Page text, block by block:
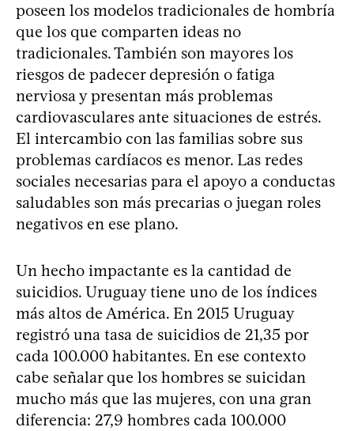
poseen los modelos tradicionales de hombría
que los que comparten ideas no
tradicionales. También son mayores los
riesgos de padecer depresión o fatiga
nerviosa y presentan más problemas
cardiovasculares ante situaciones de estrés.
El intercambio con las familias sobre sus
problemas cardíacos es menor. Las redes
sociales necesarias para el apoyo a conductas
saludables son más precarias o juegan roles
negativos en ese plano.
Un hecho impactante es la cantidad de
suicidios. Uruguay tiene uno de los índices
más altos de América. En 2015 Uruguay
registró una tasa de suicidios de 21,35 por
cada 100.000 habitantes. En ese contexto
cabe señalar que los hombres se suicidan
mucho más que las mujeres, con una gran
diferencia: 27,9 hombres cada 100.000